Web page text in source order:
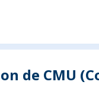
de CMU